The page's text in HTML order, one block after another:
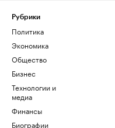
Рубрики
Политика
Экономика
Общество
Бизнес
Технологии и
медиа
Финансы
Биографии